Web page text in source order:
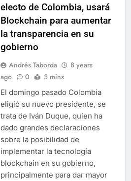
electo de Colombia, usará
Blockchain para aumentar
la transparencia en su
gobierno
Andrés Taborda
8 years
ago
0 3 mins
El domingo pasado Colombia
eligió su nuevo presidente, se
trata de Iván Duque, quien ha
dado grandes declaraciones
sobre la posibilidad de
implementar la tecnología
blockchain en su gobierno,
principalmente para dar mayor